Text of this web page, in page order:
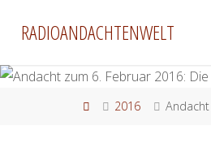
InhaltRADIOANDACHTENWELT
Start2016